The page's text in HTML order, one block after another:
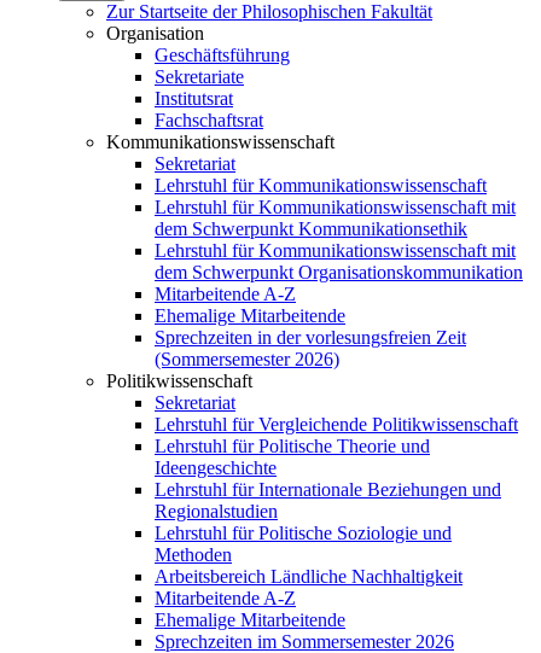
Zur Startseite der Philosophischen Fakultät
Organisation
Geschäftsführung
Sekretariate
Institutsrat
Fachschaftsrat
Kommunikationswissenschaft
Sekretariat
Lehrstuhl für Kommunikationswissenschaft
Lehrstuhl für Kommunikationswissenschaft mit
dem Schwerpunkt Kommunikationsethik
Lehrstuhl für Kommunikationswissenschaft mit
dem Schwerpunkt Organisationskommunikation
Mitarbeitende A-Z
Ehemalige Mitarbeitende
Sprechzeiten in der vorlesungsfreien Zeit
(Sommersemester 2026)
Politikwissenschaft
Sekretariat
Lehrstuhl für Vergleichende Politikwissenschaft
Lehrstuhl für Politische Theorie und
Ideengeschichte
Lehrstuhl für Internationale Beziehungen und
Regionalstudien
Lehrstuhl für Politische Soziologie und
Methoden
Arbeitsbereich Ländliche Nachhaltigkeit
Mitarbeitende A-Z
Ehemalige Mitarbeitende
Sprechzeiten im Sommersemester 2026